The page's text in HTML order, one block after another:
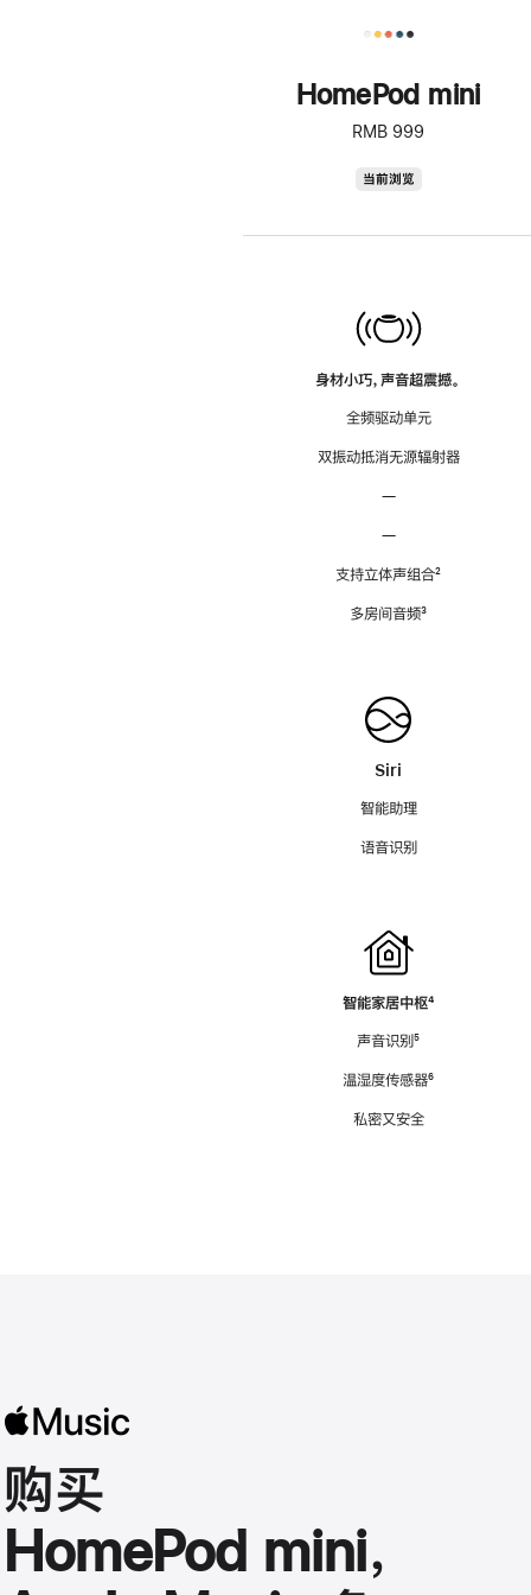
HomePod mini
RMB 999
当前浏览
身材小巧，声音超震撼。
全频驱动单元
双振动抵消无源辐射器
—
—
支持立体声组合脚
²
多房间音频脚
³
Siri
智能助理
语音识别
智能家居中枢脚
⁴
声音识别脚
⁵
温湿度传感器脚
⁶
私密又安全
购买
HomePod mini，